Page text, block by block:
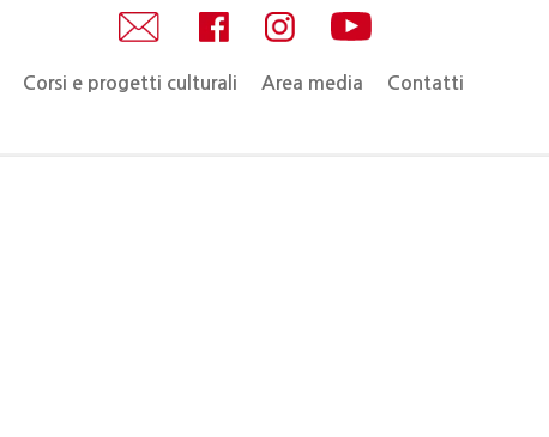
Corsi e progetti culturali Area media Contatti